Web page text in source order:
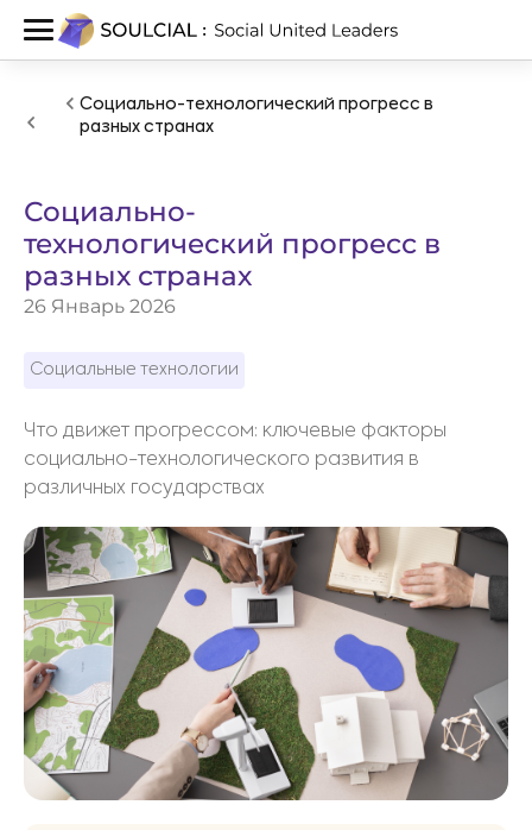
Социально-технологический прогресс в
разных странах
Социально-
технологический прогресс в
разных странах
26 Январь 2026
Социальные технологии
Что движет прогрессом: ключевые факторы
социально-технологического развития в
различных государствах